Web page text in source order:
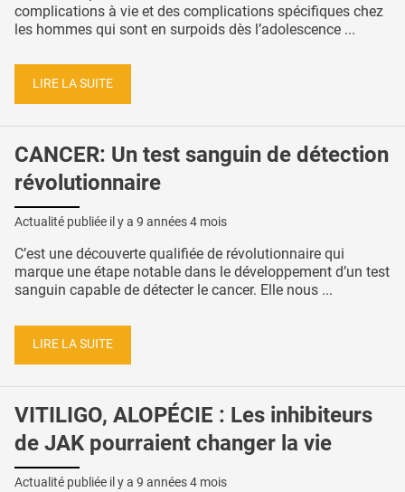
complications à vie et des complications spécifiques chez
les hommes qui sont en surpoids dès l’adolescence ...
LIRE LA SUITE
CANCER: Un test sanguin de détection
révolutionnaire
Actualité publiée il y a 9 années 4 mois
C’est une découverte qualifiée de révolutionnaire qui
marque une étape notable dans le développement d’un test
sanguin capable de détecter le cancer. Elle nous ...
LIRE LA SUITE
VITILIGO, ALOPÉCIE : Les inhibiteurs
de JAK pourraient changer la vie
Actualité publiée il y a 9 années 4 mois